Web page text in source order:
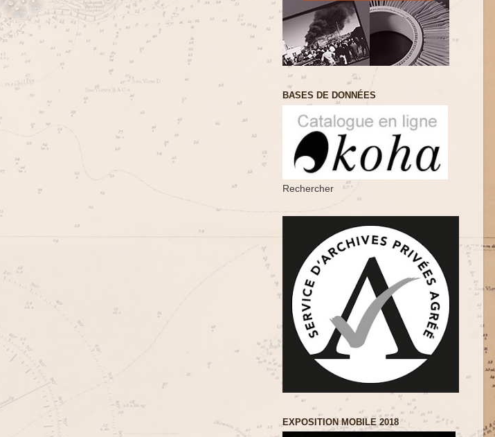
BASES DE DONNÉES
Rechercher
EXPOSITION MOBILE 2018